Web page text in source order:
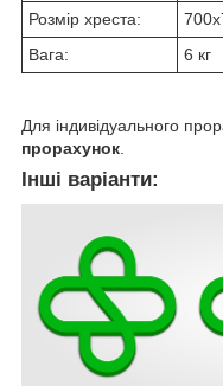
Розмір хреста:
Вага:
6 кг
Для індивідуального
прорахунок
Інші варіанти: